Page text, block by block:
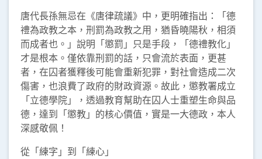
唐代長孫無忌在《唐律疏議》中，更明確指出：「德
禮為政教之本，刑罰為政教之用，猶昏曉陽秋，相須
而成者也。」說明「懲罰」只是手段，「德禮教化」
才是根本。僅依靠刑罰的話，只會流於表面，更甚
者，在囚者獲釋後可能會重新犯罪，對社會造成二次
傷害，也浪費了政府的財政資源。故此，懲教署成立
「立德學院」，透過教育幫助在囚人士重塑生命與品
德，達到「懲教」的核心價值，實是一大德政，本人
深感敬佩！
從「練字」到「練心」